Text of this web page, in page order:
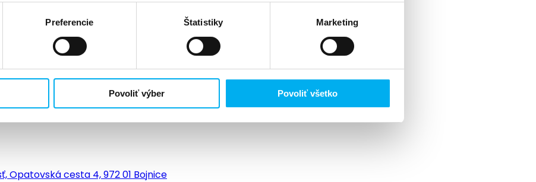
Preferencie Štatistiky Marketing
Povoliť výber Povoliť všetko
Opatovská cesta 4, 972 01 Bojnice